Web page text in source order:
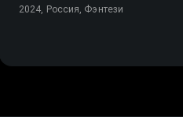
2024, Россия, Фэнтези